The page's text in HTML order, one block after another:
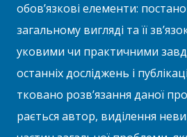
обов’язкові елементи:
загальному вигляді та її
уковими чи практичними
останніх досліджень і
тковано розв’язання даної
рається автор, виділення